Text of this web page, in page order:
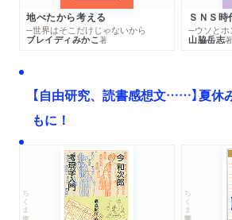
地べたから考える
─世界はそこだけじゃないから
ブレイディみかこ著
─ウソとホ
山脇岳志著
【自由研究、読書感想文……】夏休
もに！
ちくま文庫 ちくま学芸文庫